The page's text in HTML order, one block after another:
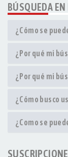
BÚSQUEDA EN
¿Cómo se
¿Por qué mi
¿Por qué mi
¿Cómo busco
¿Como se